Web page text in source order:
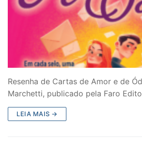
Resenha de Cartas de Amor e de
Marchetti, publicado pela Faro
LEIA MAIS →